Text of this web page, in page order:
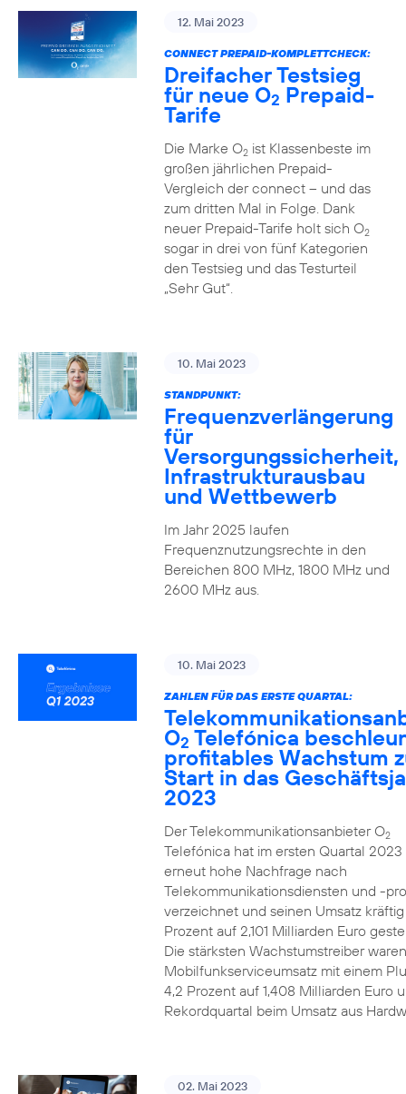
12. Mai 2023
CONNECT PREPAID-KOMPLETTCHECK:
Dreifacher Testsieg
für neue O2 Prepaid-
Tarife
Die Marke O2ist Klassenbeste im
großen jährlichen Prepaid-
Vergleich der connect – und das
zum dritten Mal in Folge. Dank
neuer Prepaid-Tarife holt sich O2
sogar in drei von fünf Kategorien
den Testsieg und das Testurteil
„Sehr Gut“.
10. Mai 2023
STANDPUNKT:
Frequenzverlängerung
für
Versorgungssicherheit,
Infrastrukturausbau
und Wettbewerb
Im Jahr 2025 laufen
Frequenznutzungsrechte in den
Bereichen 800 MHz, 1800 MHz und
2600 MHz aus.
10. Mai 2023
ZAHLEN FÜR DAS ERSTE QUARTAL:
O2 Telefónica
profitables Wachstum
Start in das
2023
Der Telekommunikationsanbieter O2
Telefónica hat im ersten Quartal 2023
erneut hohe Nachfrage nach
Telekommunikationsdiensten und -
verzeichnet und seinen Umsatz
Prozent auf 2,101 Milliarden Euro
Die stärksten Wachstumstreiber
Mobilfunkserviceumsatz mit einem
4,2 Prozent auf 1,408 Milliarden Euro
Rekordquartal beim Umsatz aus
02. Mai 2023